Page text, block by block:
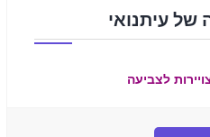
של עיתנואי
לצביעה